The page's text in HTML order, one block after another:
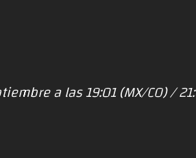
a las 19:01 (MX/CO) /